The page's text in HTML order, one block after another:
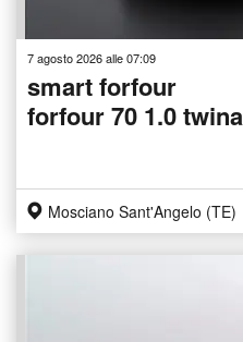
7 agosto 2026 alle 07:09
smart forfour
forfour 70 1.0
Mosciano Sant'Angelo (TE)